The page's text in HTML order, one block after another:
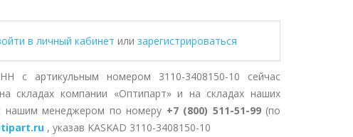
в личный кабинет или зарегистрироваться
с артикульным номером 3110-3408150-10 сейчас
складах компании «Оптипарт» и на складах наших
нашим менеджером по номеру +7 (800) 511-51-99(по
, указав KASKAD 3110-3408150-10